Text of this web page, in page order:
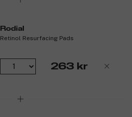
Rodial
Retinol Resurfacing Pads
263 kr